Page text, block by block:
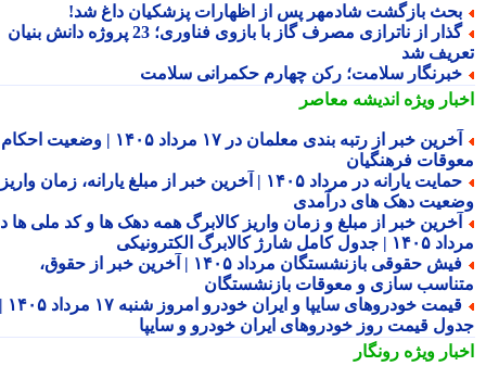
بازگشت شادمهر پس از اظهارات پزشکیان داغ شد!
گذار از ناترازی مصرف گاز با بازوی فناوری؛ 23 پروژه دانش بنیان
شد
سلامت؛ رکن چهارم حکمرانی سلامت
ویژهاندیشه معاصر
آخرین خبر از رتبه بندی معلمان در ۱۷ مرداد ۱۴۰۵ | وضعیت احکام و
فرهنگیان
حمایت یارانه در مرداد ۱۴۰۵ | آخرین خبر از مبلغ یارانه، زمان واریز و
دهک های درآمدی
خبر از مبلغ و زمان واریز کالابرگ همه دهک ها و کد ملی ها در
شارژ کالابرگ الکترونیکی
فیش حقوقی بازنشستگان مرداد ۱۴۰۵ | آخرین خبر از حقوق،
سازی و معوقات بازنشستگان
قیمت خودروهای سایپا و ایران خودرو امروز شنبه ۱۷ مرداد ۱۴۰۵ |
قیمت روز خودروهای ایران خودرو و سایپا
ویژهرونگار